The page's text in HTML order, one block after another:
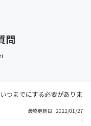
問
つまでにする必要があります
最終更新日 : 2022/01/27